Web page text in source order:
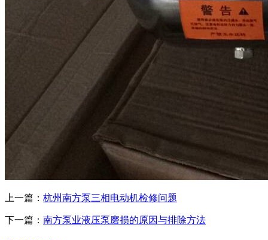
上一篇： 杭州南方泵三相电动机检修问题
下一篇： 南方泵业液压泵磨损的原因与排除方法